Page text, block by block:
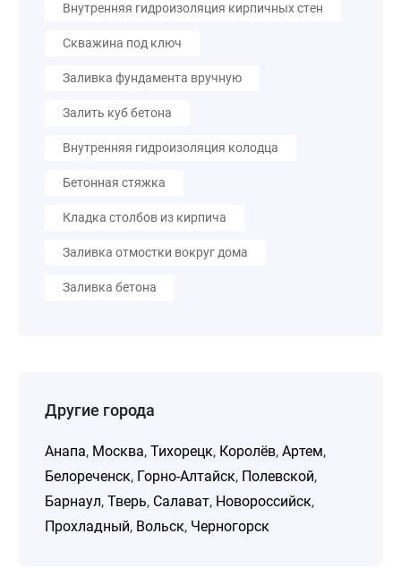
Внутренняя гидроизоляция кирпичных стен
Скважина под ключ
Заливка фундамента вручную
Залить куб бетона
Внутренняя гидроизоляция колодца
Бетонная стяжка
Кладка столбов из кирпича
Заливка отмостки вокруг дома
Заливка бетона
Другие города
Анапа, Москва, Тихорецк, Королёв, Артем,
Белореченск, Горно-Алтайск, Полевской,
Барнаул, Тверь, Салават, Новороссийск,
Прохладный, Вольск, Черногорск